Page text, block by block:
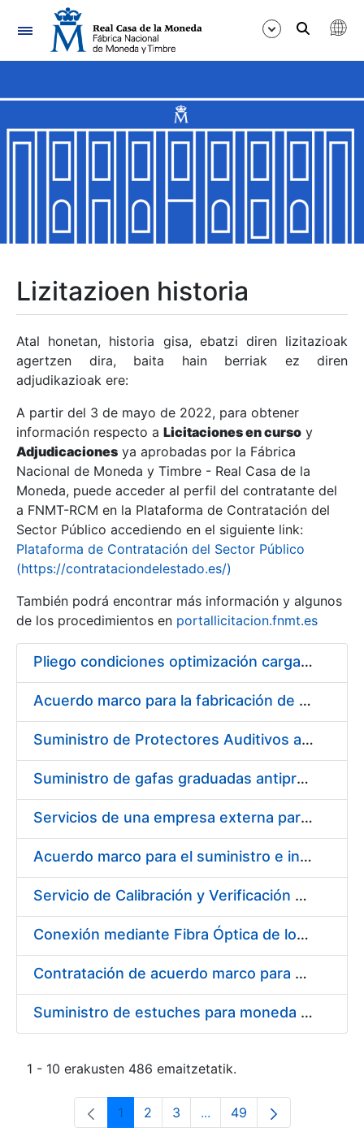
Nabigazioa
Erakutsi/Ezkutatu
Erakutsi/Ezkutatu
Erakutsi/Ezkutatu
Erakutsi/Ezkutatu
Erakutsi/Ezkutatu
Erakutsi/Ezkutatu
Erakutsi/Ezkutatu
Erakutsi/Ezkutatu
Lizitazioen historia
Atal honetan, historia gisa, ebatzi diren lizitazioak
agertzen dira, baita hain berriak ez diren
adjudikazioak ere:
A partir del 3 de mayo de 2022, para obtener
información respecto a Licitaciones en curso y
Adjudicaciones ya aprobadas por la Fábrica
Nacional de Moneda y Timbre - Real Casa de la
Moneda, puede acceder al perfil del contratante del
a FNMT-RCM en la Plataforma de Contratación del
Sector Público accediendo en el siguiente link:
Plataforma de Contratación del Sector Público
(https://contrataciondelestado.es/)
También podrá encontrar más información y algunos
de los procedimientos en portallicitacion.fnmt.es
Pliego condiciones optimización cargas compras firmado
Acuerdo marco para la fabricación de piezas
Suministro de Protectores Auditivos a medida para las personas trabajadoras de los Centros de Trabajo de Madrid y Burgos
Suministro de gafas graduadas antiproyecciones para los trabajadores de la FNMT-RCM en los centros de trabajo de Madrid y Burgos
Servicios de una empresa externa para el asesoramiento y resolución de los recursos de alzada que se presentan relacionados con procesos de selección para la FNMT-RCM
Acuerdo marco para el suministro e instalación de persianas, estores y otros complementos
Servicio de Calibración y Verificación Externa de los Equipos de Medición del Servicio de Prevención de la FNMT-RCM
Conexión mediante Fibra Óptica de los Centros de Proceso de Datos (CPDs) de las sedes de la FNMT-RCM de Burgos y Madrid
Contratación de acuerdo marco para el Suministro de Material de Electricidad para la Fábrica Nacional de Moneda y Timbre-Real Casa de la Moneda en su centro de trabajo de Burgos
Suministro de estuches para moneda de 30 €
1 - 10 erakusten 486 emaitzetatik.
Orrialdea
1 Orrialdea
2 Orrialdea
3 ...Intermediate Pages Use
Orrialdea
49